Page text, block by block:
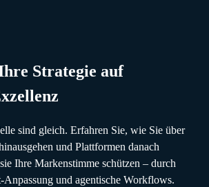
Strategie auf
sind gleich. Erfahren Sie, wie Sie über
und Plattformen danach
Ihre Markenstimme schützen – durch
Anpassung und agentische Workflows.